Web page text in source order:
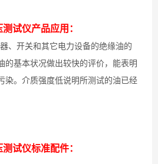
试仪产品应用：
、开关和其它电力设备的绝缘油的
的基本状况做出较快的评价，能表明
染。介质强度低说明所测试的油已经
试仪标准配件：